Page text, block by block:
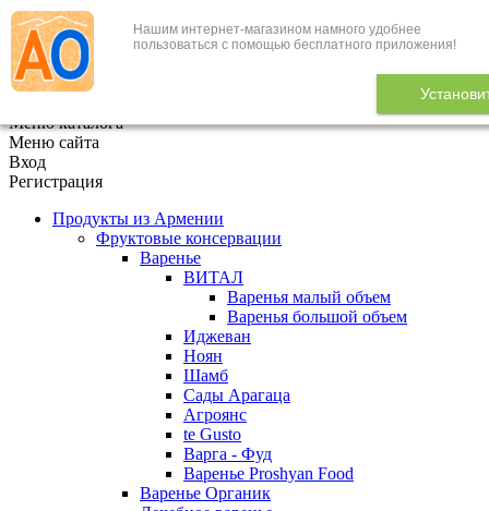
Нашим интернет-магазином намного удобнее
пользоваться с помощью бесплатного приложения!
+7 (495) 646-888-1
В корзине 0
Меню каталога
Меню сайта
Вход
Регистрация
Продукты из Армении
Фруктовые консервации
Варенье
ВИТАЛ
Варенья малый объем
Варенья большой объем
Иджеван
Ноян
Шамб
Сады Арагаца
Агроянс
te Gusto
Варга - Фуд
Варенье Proshyan Food
Варенье Органик